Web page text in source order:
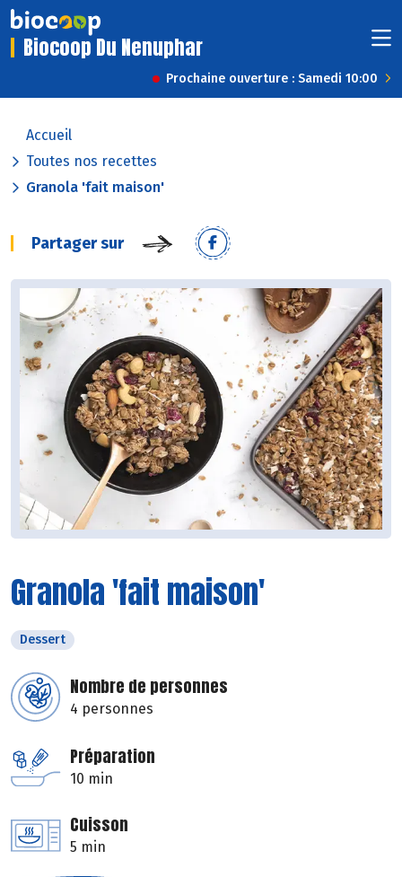
Biocoop Du Nenuphar
Prochaine ouverture : Samedi 10:00
Accueil
Toutes nos recettes
Granola 'fait maison'
Partager sur
Granola 'fait maison'
Dessert
Nombre de personnes
4 personnes
Préparation
10 min
Cuisson
5 min